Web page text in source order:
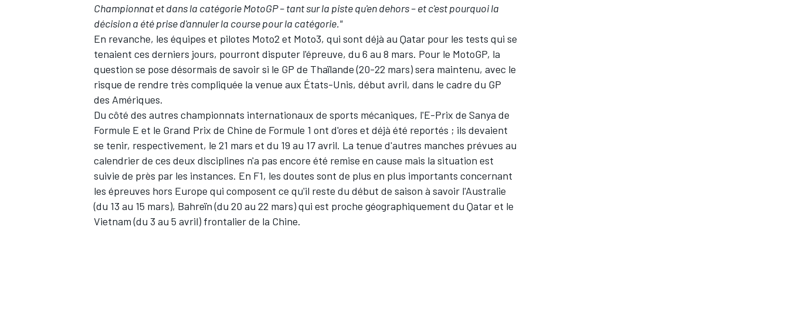
Championnat et dans la catégorie MotoGP – tant sur la piste qu'en dehors – et c'est pourquoi la
décision a été prise d'annuler la course pour la catégorie."
En revanche, les équipes et pilotes Moto2 et Moto3, qui sont déjà au Qatar pour les tests qui se
tenaient ces derniers jours, pourront disputer l'épreuve, du 6 au 8 mars. Pour le MotoGP, la
question se pose désormais de savoir si le GP de Thaïlande (20-22 mars) sera maintenu, avec le
risque de rendre très compliquée la venue aux États-Unis, début avril, dans le cadre du GP
des Amériques.
Du côté des autres championnats internationaux de sports mécaniques, l'E-Prix de Sanya de
Formule E et le Grand Prix de Chine de Formule 1 ont d'ores et déjà été reportés ; ils devaient
se tenir, respectivement, le 21 mars et du 19 au 17 avril. La tenue d'autres manches prévues au
calendrier de ces deux disciplines n'a pas encore été remise en cause mais la situation est
suivie de près par les instances. En F1, les doutes sont de plus en plus importants concernant
les épreuves hors Europe qui composent ce qu'il reste du début de saison à savoir l'Australie
(du 13 au 15 mars), Bahreïn (du 20 au 22 mars) qui est proche géographiquement du Qatar et le
Vietnam (du 3 au 5 avril) frontalier de la Chine.